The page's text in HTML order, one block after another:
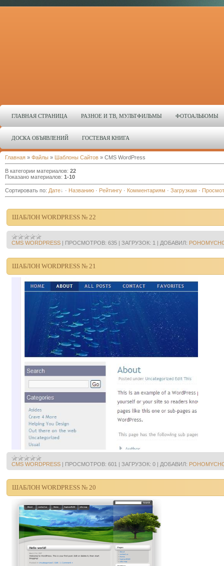
ГЛАВНАЯ СТРАНИЦА РАЗНОЕ И ТВ, МУЛЬТФИЛЬМЫ ФОТОАЛЬБОМЫ
ДОСКА ОБЪЯВЛЕНИЙ ГОСТЕВАЯ КНИГА
Главная » Файлы » Шаблоны Сайтов » CMS WordPress
В категории материалов: 22
Показано материалов: 1-10
Сортировать по: Дате · Названию · Рейтингу · Комментариям · Загрузкам ·
ШАБЛОН WORDPRESS № 22
CMS WORDPRESS | ПРОСМОТРОВ: 635 | ЗАГРУЗОК: 1 | ДОБАВИЛ:
ШАБЛОН WORDPRESS № 21
CMS WORDPRESS | ПРОСМОТРОВ: 601 | ЗАГРУЗОК: 0 | ДОБАВИЛ:
ШАБЛОН WORDPRESS № 20